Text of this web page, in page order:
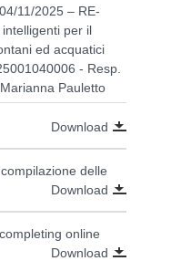
11/2025 – RE-
intelligenti per il
ed acquatici
- Resp.
Pauletto
Download
delle
Download
online
Download